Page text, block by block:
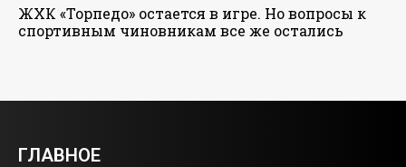
ЖХК «Торпедо» остается в игре. Но вопросы к
спортивным чиновникам все же остались
ГЛАВНОЕ